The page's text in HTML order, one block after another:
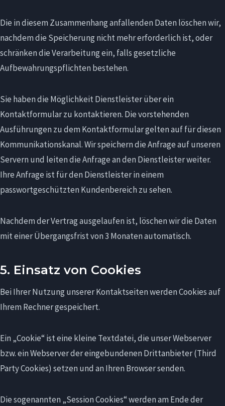
Die in diesem Zusammenhang anfallenden Daten löschen wir,
nachdem die Speicherung nicht mehr erforderlich ist, oder
schränken die Verarbeitung ein, falls gesetzliche
Aufbewahrungspflichten bestehen.
Sie haben die Möglichkeit Dienstleister über ein
Kontaktformular zu kontaktieren. Die vorstehenden
Ausführungen zu dem Kontaktformular gelten auf für diesen
Kommunikationskanal. Wir speichern die Anfrage auf unseren
Servern und leiten die Anfrage an den Dienstleister weiter.
Ihre Anfrage ist für den Dienstleister in einem
passwortgeschützten Kundenbereich zu sehen.
Nachdem der Vertrag ausgelaufen ist, löschen wir die Daten
mit einer Übergangsfrist von 3 Monaten automatisch.
5. Einsatz von Cookies
Bei Ihrer Nutzung unserer Kontaktseiten werden Cookies auf
Ihrem Rechner gespeichert.
Ein „Cookie“ ist eine kleine Textdatei, die unser Webserver
bzw. ein Webserver der eingebundenen Drittanbieter (Third
Party Cookies) setzen und an Ihren Browser senden.
Die sogenannten „Session Cookies“ werden am Ende der